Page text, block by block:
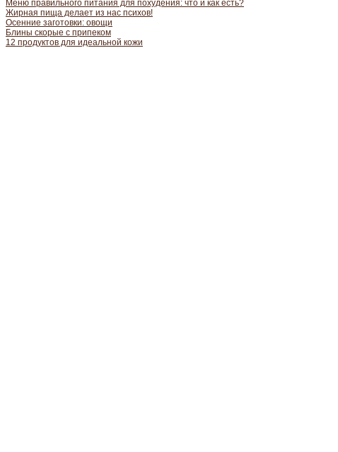
Меню правильного питания для похудения: что и как есть?
Жирная пища делает из нас психов!
Осенние заготовки: овощи
Блины скорые с припеком
12 продуктов для идеальной кожи